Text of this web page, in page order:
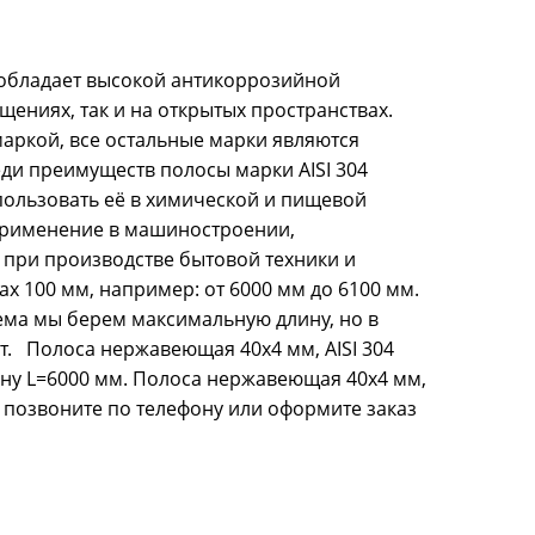
высокой антикоррозийной
так и на открытых пространствах.
все остальные марки являются
преимуществ полосы марки AISI 304
её в химической и пищевой
в машиностроении,
производстве бытовой техники и
100 мм, например: от 6000 мм до 6100 мм.
мы берем максимальную длину, но в
Полоса нержавеющая 40x4 мм, AISI 304
L=6000 мм. Полоса нержавеющая 40x4 мм,
по телефону или оформите заказ